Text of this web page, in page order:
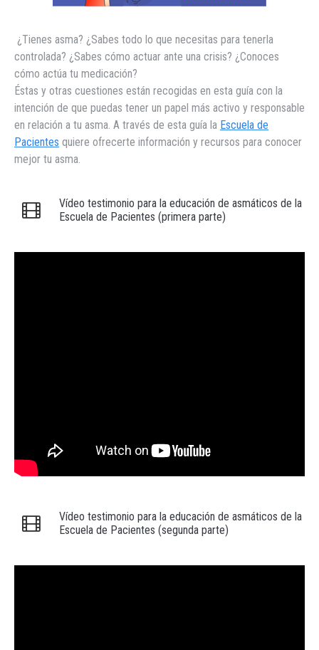
¿Tienes asma? ¿Sabes todo lo que necesitas para tenerla
controlada? ¿Sabes cómo actuar ante una crisis? ¿Conoces
cómo actúa tu medicación?
Éstas y otras cuestiones están recogidas en esta guía con la
intención de que puedas tener un papel más activo y responsable
en relación a tu asma. A través de esta guía la Escuela de
Pacientes quiere ofrecerte información y recursos para conocer
mejor tu asma.
Vídeo testimonio para la educación de asmáticos de la
Escuela de Pacientes (primera parte)
Vídeo testimonio para la educación de asmáticos de la
Escuela de Pacientes (segunda parte)